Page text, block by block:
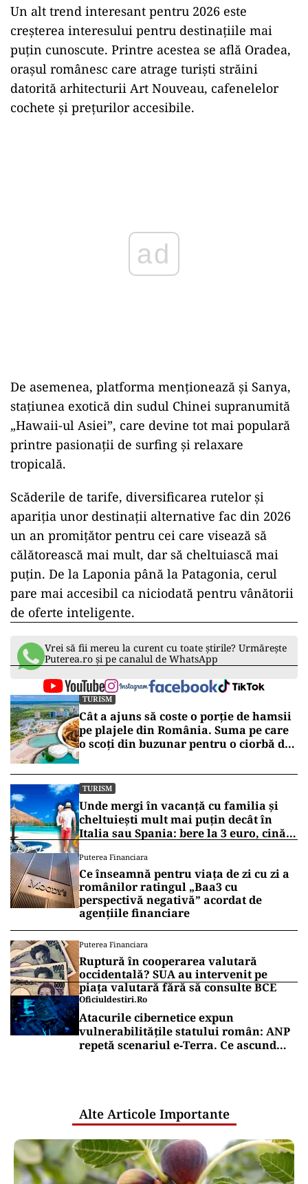
Un alt trend interesant pentru 2026 este
creșterea interesului pentru destinațiile mai
puțin cunoscute. Printre acestea se află Oradea,
orașul românesc care atrage turiști străini
datorită arhitecturii Art Nouveau, cafenelelor
cochete și prețurilor accesibile.
ad
De asemenea, platforma menționează și Sanya,
stațiunea exotică din sudul Chinei supranumită
„Hawaii-ul Asiei”, care devine tot mai populară
printre pasionații de surfing și relaxare
tropicală.
Scăderile de tarife, diversificarea rutelor și
apariția unor destinații alternative fac din 2026
un an promițător pentru cei care visează să
călătorească mai mult, dar să cheltuiască mai
puțin. De la Laponia până la Patagonia, cerul
pare mai accesibil ca niciodată pentru vânătorii
de oferte inteligente.
Vrei să fii mereu la curent cu toate știrile? Urmărește
Puterea.ro și pe canalul de WhatsApp
TURISM
Cât a ajuns să coste o porție de hamsii
pe plajele din România. Suma pe care
o scoți din buzunar pentru o ciorbă de
Nord
TURISM
Unde mergi în vacanță cu familia și
cheltuiești mult mai puțin decât în
Italia sau Spania: bere la 3 euro, cină
Puterea Financiara
Ce înseamnă pentru viața de zi cu zi a
românilor ratingul „Baa3 cu
perspectivă negativă” acordat de
agențiile financiare
Puterea Financiara
Ruptură în cooperarea valutară
occidentală? SUA au intervenit pe
piața valutară fără să consulte BCE
Oficiuldestiri.ro
Atacurile cibernetice expun
vulnerabilitățile statului român: ANP
repetă scenariul e‑Terra. Ce ascund
Alte Articole Importante